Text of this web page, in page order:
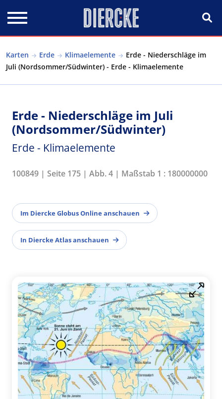
Karten Erde Klimaelemente
Erde - Niederschläge im
Juli (Nordsommer/Südwinter) - Erde - Klimaelemente
Erde - Niederschläge im Juli
(Nordsommer/Südwinter)
Erde - Klimaelemente
100849 | Seite 175 | Abb. 4 | Maßstab 1 : 180000000
Im Diercke Globus Online anschauen
In Diercke Atlas anschauen